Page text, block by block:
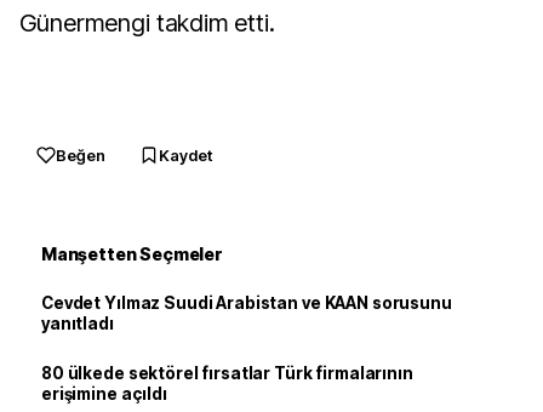
Günermengi takdim etti.
Beğen Kaydet
Manşetten Seçmeler
Cevdet Yılmaz Suudi Arabistan ve KAAN sorusunu
yanıtladı
80 ülkede sektörel fırsatlar Türk firmalarının
erişimine açıldı